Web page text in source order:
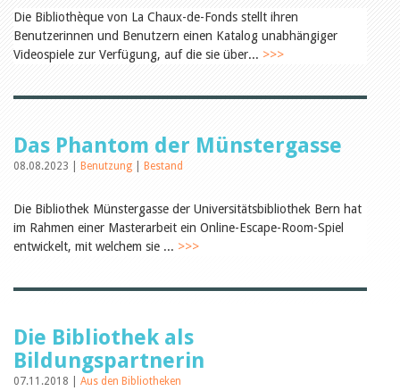
biblioBE nutzen
Qualitätsmanagement
Recht und Politik
Öffentlichkeitsarbeit
Leseförderung
Tags
Aus- und Weiterbildung
Veranstaltungen
Bibliothek und Schule
Bibliotheksförderung
Zielpublikum Kinder und
Jugendliche
Bibliotheksangebote
Unterstützungsbeiträge
Rezensionen
Schweizer Literatur
Alle Tags
Die Bibliothèque von La Chaux-de-Fonds stellt ihren
Benutzerinnen und Benutzern einen Katalog unabhängiger
Videospiele zur Verfügung, auf die sie über... >>>
Das Phantom der Münstergasse
08.08.2023 | Benutzung Bestand
Die Bibliothek Münstergasse der Universitätsbibliothek Bern hat
im Rahmen einer Masterarbeit ein Online-Escape-Room-Spiel
entwickelt, mit welchem sie ... >>>
Die Bibliothek als
Bildungspartnerin
07.11.2018 | Aus den Bibliotheken